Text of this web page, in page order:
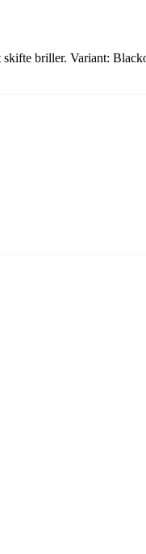
briller. Variant: